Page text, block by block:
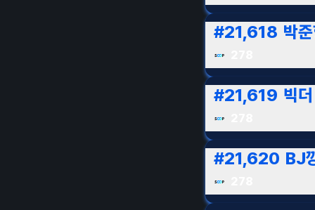
#21,618 박
#21,619 빅더
#21,620 BJ